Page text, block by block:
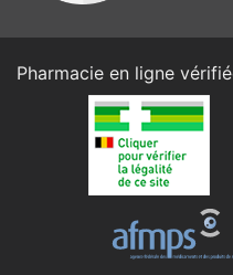
Pharmacie en ligne